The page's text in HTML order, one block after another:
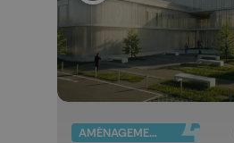
AMÉNAGEMENT DU TERRITOIRE